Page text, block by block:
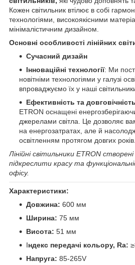
Кожен світильник втілює в собі
технологіями, високоякісними
мінімалістичним дизайном.
Основні особливості лінійних
Сучасний дизайн
Інноваційні технології: Ми
новітніми технологіями у галузі
впроваджуємо їх у наші
Ефективність та
ETRON оснащені
джерелами світла. Це дозволяє
на енергозатратах, але й
освітленням протягом довгих років.
Лінійні світильники ETRON
підкреслити красу та
офісу.
Характеристики:
Довжина: 600 мм
Ширина: 75 мм
Висота: 51 мм
Індекс передачі кольору, Ra:
Напруга: 85-265V